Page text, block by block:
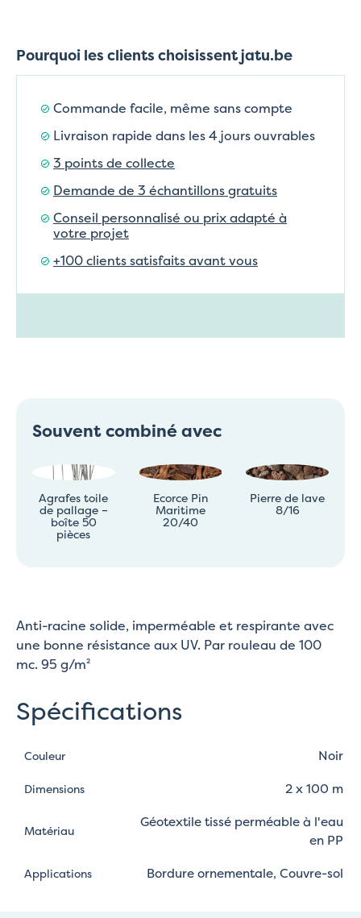
Pourquoi les clients choisissent jatu.be
Commande facile, même sans compte
Livraison rapide dans les 4 jours ouvrables
3 points de collecte
Demande de 3 échantillons gratuits
Conseil personnalisé ou prix adapté à
votre projet
+100 clients satisfaits avant vous
Souvent combiné avec
Agrafes toile
de pallage –
boîte 50
pièces
Ecorce Pin
Maritime
20/40
Pierre de lave
8/16
Anti-racine solide, imperméable et respirante avec
une bonne résistance aux UV. Par rouleau de 100
mc. 95 g/m²
Spécifications
Couleur Noir
Dimensions 2 x 100 m
Matériau
Géotextile tissé perméable à l'eau
en PP
Applications Bordure ornementale, Couvre-sol